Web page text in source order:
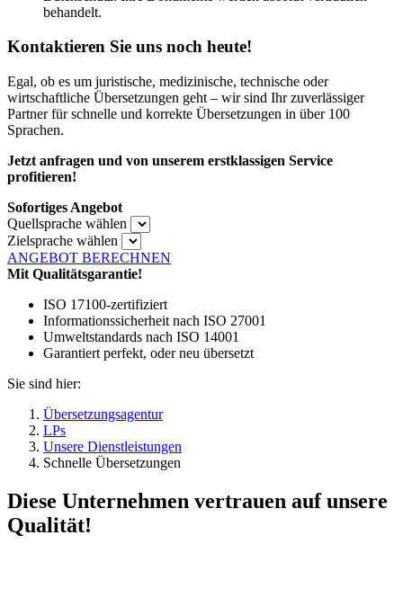
behandelt.
Kontaktieren Sie uns noch heute!
Egal, ob es um juristische, medizinische, technische oder
wirtschaftliche Übersetzungen geht – wir sind Ihr zuverlässiger
Partner für schnelle und korrekte Übersetzungen in über 100
Sprachen.
Jetzt anfragen und von unserem erstklassigen Service
profitieren!
Sofortiges Angebot
Quellsprache wählen
Zielsprache wählen
ANGEBOT BERECHNEN
Mit Qualitätsgarantie!
ISO 17100-zertifiziert
Informationssicherheit nach ISO 27001
Umweltstandards nach ISO 14001
Garantiert perfekt, oder neu übersetzt
Sie sind hier:
Übersetzungsagentur
LPs
Unsere Dienstleistungen
Schnelle Übersetzungen
Diese Unternehmen vertrauen auf unsere
Qualität!